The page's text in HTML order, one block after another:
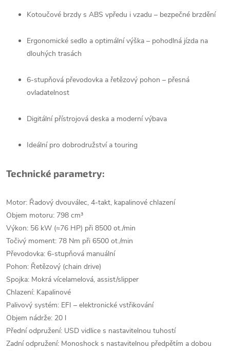
Kotoučové brzdy s ABS vpředu i vzadu – bezpečné brzdění
Ergonomické sedlo a optimální výška – pohodlná jízda na
dlouhých trasách
6-stupňová převodovka a řetězový pohon – přesná
ovladatelnost
Digitální přístrojová deska a moderní výbava
Ideální pro dobrodružství a touring
Technické parametry:
Motor: Řadový dvouválec, 4-takt, kapalinové chlazení
Objem motoru: 798 cm³
Výkon: 56 kW (≈76 HP) při 8500 ot./min
Točivý moment: 78 Nm při 6500 ot./min
Převodovka: 6-stupňová manuální
Pohon: Řetězový (chain drive)
Spojka: Mokrá vícelamelová, assist/slipper
Chlazení: Kapalinové
Palivový systém: EFI – elektronické vstřikování
Objem nádrže: 20 l
Přední odpružení: USD vidlice s nastavitelnou tuhostí
Zadní odpružení: Monoshock s nastavitelnou předpětím a dobou